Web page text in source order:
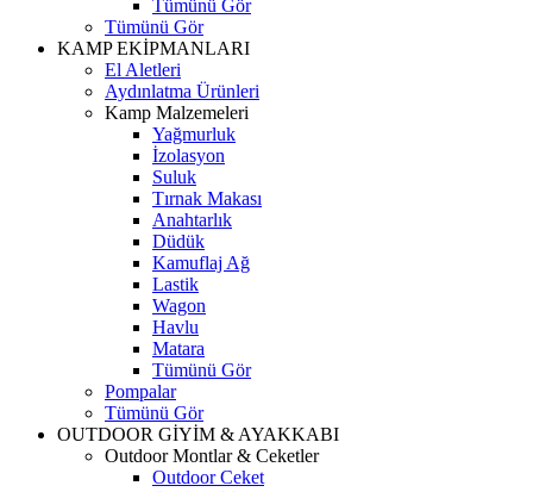
Tümünü Gör
Tümünü Gör
KAMP EKİPMANLARI
El Aletleri
Aydınlatma Ürünleri
Kamp Malzemeleri
Yağmurluk
İzolasyon
Suluk
Tırnak Makası
Anahtarlık
Düdük
Kamuflaj Ağ
Lastik
Wagon
Havlu
Matara
Tümünü Gör
Pompalar
Tümünü Gör
OUTDOOR GİYİM & AYAKKABI
Outdoor Montlar & Ceketler
Outdoor Ceket